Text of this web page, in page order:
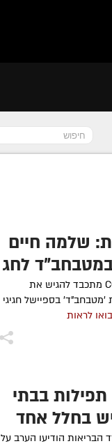
שלמה חיים
לחג
מרכז התקשורת החב"די COL מתכבד להגיש את
'מטבחב"ד' בספיישל חגיגי
לראות
בבתי
הודיעו הערב על